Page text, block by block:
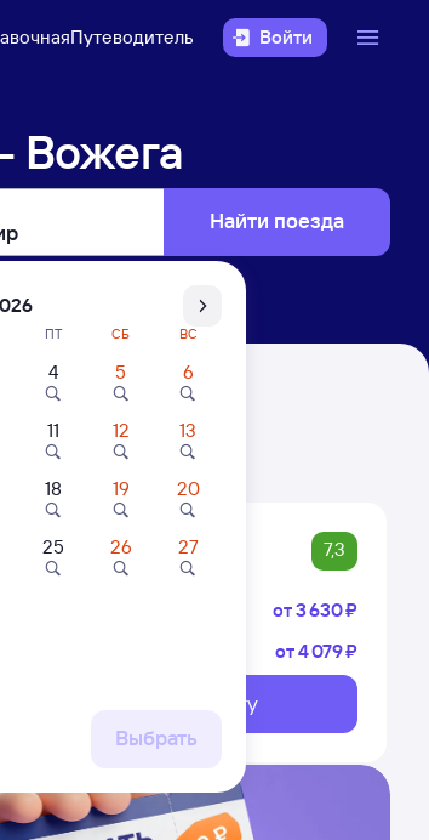
Путеводитель Войти
Вожега
Найти поезда
7,3
от3 ⁠630 ⁠₽
от4 ⁠079 ⁠₽
Выберите дату
ПТ СБ ВС
4 5 6
11 12 13
18 19 20
25 26 27
Выбрать